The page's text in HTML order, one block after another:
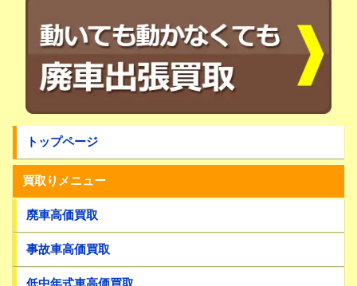
トップページ
買取りメニュー
廃車高価買取
事故車高価買取